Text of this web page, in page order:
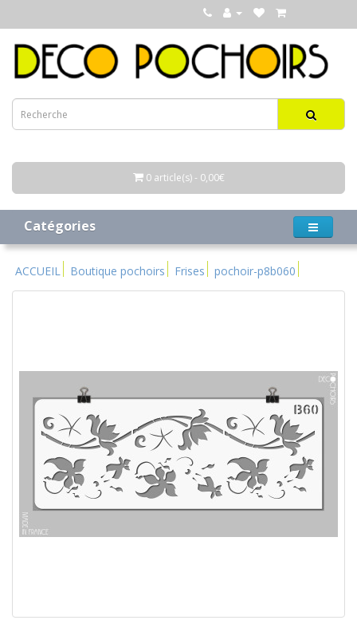
0 article(s) - 0,00€
Catégories
ACCUEIL Boutique pochoirs Frises pochoir-p8b060